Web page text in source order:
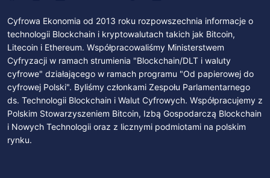
Cyfrowa Ekonomia od 2013 roku rozpowszechnia informacje o
technologii Blockchain i kryptowalutach takich jak Bitcoin,
Litecoin i Ethereum. Współpracowaliśmy Ministerstwem
Cyfryzacji w ramach strumienia "Blockchain/DLT i waluty
cyfrowe" działającego w ramach programu "Od papierowej do
cyfrowej Polski". Byliśmy członkami Zespołu Parlamentarnego
ds. Technologii Blockchain i Walut Cyfrowych. Współpracujemy z
Polskim Stowarzyszeniem Bitcoin, Izbą Gospodarczą Blockchain
i Nowych Technologii oraz z licznymi podmiotami na polskim
rynku.